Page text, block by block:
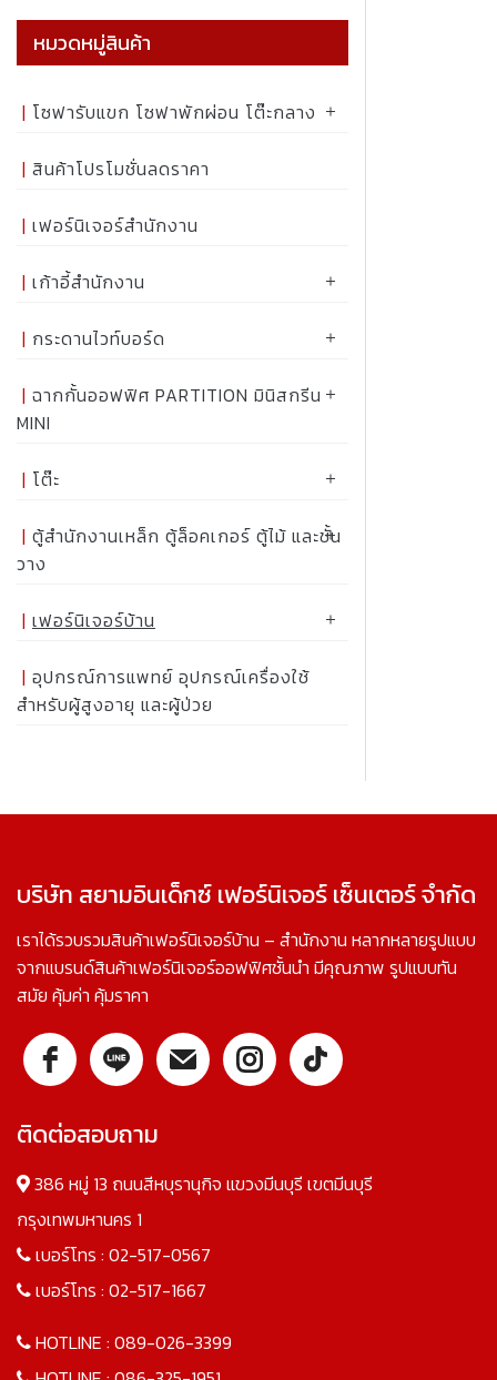
หมวดหมู่สินค้า
โซฟารับแขก โซฟาพักผ่อน โต๊ะกลาง
สินค้าโปรโมชั่นลดราคา
เฟอร์นิเจอร์สำนักงาน
เก้าอี้สำนักงาน
กระดานไวท์บอร์ด
ฉากกั้นออฟฟิศ PARTITION มินิสกรีน
MINI
โต๊ะ
ตู้สำนักงานเหล็ก ตู้ล็อคเกอร์ ตู้ไม้ และชั้น
วาง
เฟอร์นิเจอร์บ้าน
อุปกรณ์การแพทย์ อุปกรณ์เครื่องใช้
สำหรับผู้สูงอายุ และผู้ป่วย
บริษัท สยามอินเด็กซ์ เฟอร์นิเจอร์ เซ็นเตอร์ จำกัด
เราได้รวบรวมสินค้าเฟอร์นิเจอร์บ้าน – สำนักงาน หลากหลายรูปแบบ
จากแบรนด์สินค้าเฟอร์นิเจอร์ออฟฟิศชั้นนำ มีคุณภาพ รูปแบบทัน
สมัย คุ้มค่า คุ้มราคา
ติดต่อสอบถาม
386 หมู่ 13 ถนนสีหบุรานุกิจ แขวงมีนบุรี เขตมีนบุรี
กรุงเทพมหานคร 1
เบอร์โทร : 02-517-0567
เบอร์โทร : 02-517-1667
HOTLINE : 089-026-3399